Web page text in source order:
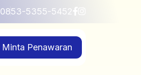
0853-5355-5452
Minta Penawaran